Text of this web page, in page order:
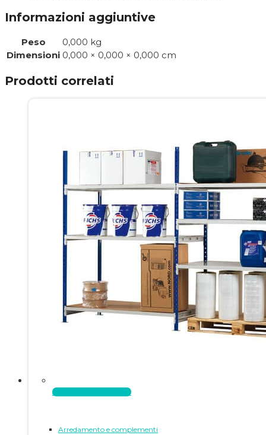
Informazioni aggiuntive
Peso
0,000 kg
Dimensioni 0,000 × 0,000 × 0,000 cm
Prodotti correlati
Aggiungi al carrello
Arredamento e complementi